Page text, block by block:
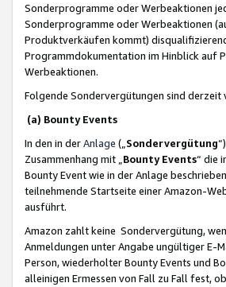
Sonderprogramme oder Werbeaktionen
Sonderprogramme oder Werbeaktionen
Produktverkäufen kommt)
Programmdokumentation im Hinblick auf
Werbeaktionen.
Folgende Sondervergütungen sind derzeit
(a) Bounty Events
In den in derAnlage („ Sondervergütung
Zusammenhang mit „ Bounty Events“ die
Bounty Event wie in der Anlage
teilnehmende Startseite einer Amazon-
ausführt.
Amazon zahlt keine Sondervergütung,
Anmeldungen unter Angabe ungültiger E-
Person, wiederholter Bounty Events und
alleinigen Ermessen von Fall zu Fall fest,